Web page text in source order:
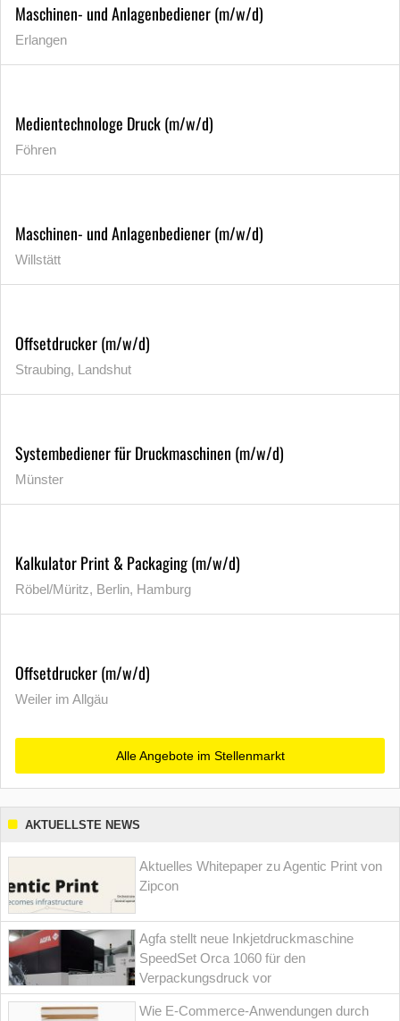
Maschinen- und Anlagenbediener (m/w/d)
Erlangen
Medientechnologe Druck (m/w/d)
Föhren
Maschinen- und Anlagenbediener (m/w/d)
Willstätt
Offsetdrucker (m/w/d)
Straubing, Landshut
Systembediener für Druckmaschinen (m/w/d)
Münster
Kalkulator Print & Packaging (m/w/d)
Röbel/Müritz, Berlin, Hamburg
Offsetdrucker (m/w/d)
Weiler im Allgäu
Alle Angebote im Stellenmarkt
AKTUELLSTE NEWS
Aktuelles Whitepaper zu Agentic Print von
Zipcon
Agfa stellt neue Inkjetdruckmaschine
SpeedSet Orca 1060 für den
Verpackungsdruck vor
Wie E-Commerce-Anwendungen durch